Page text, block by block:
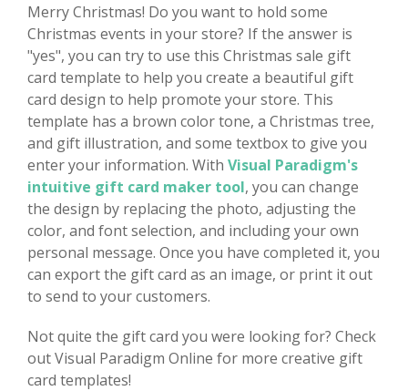
Merry Christmas! Do you want to hold some
Christmas events in your store? If the answer is
"yes", you can try to use this Christmas sale gift
card template to help you create a beautiful gift
card design to help promote your store. This
template has a brown color tone, a Christmas tree,
and gift illustration, and some textbox to give you
enter your information. With Visual Paradigm's
intuitive gift card maker tool, you can change
the design by replacing the photo, adjusting the
color, and font selection, and including your own
personal message. Once you have completed it, you
can export the gift card as an image, or print it out
to send to your customers.
Not quite the gift card you were looking for? Check
out Visual Paradigm Online for more creative gift
card templates!